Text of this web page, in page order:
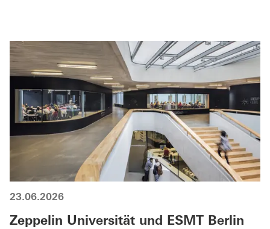
23.06.2026
Zeppelin Universität und ESMT Berlin